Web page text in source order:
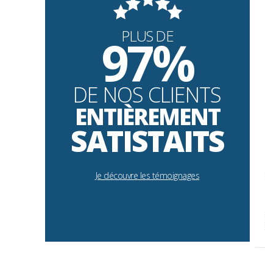
PLUS DE
97%
DE NOS CLIENTS
ENTIÈREMENT
SATISTAITS
Je découvre les témoignages